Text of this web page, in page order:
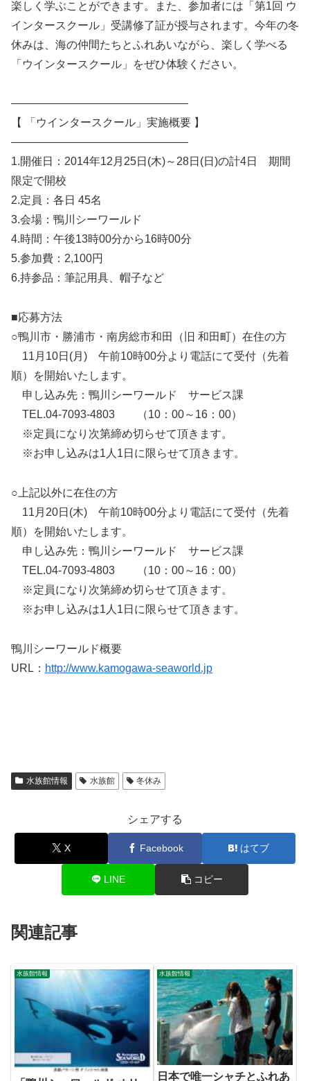
楽しく学ぶことができます。また、参加者には「第1回 ウ
インタースクール」受講修了証が授与されます。今年の冬
休みは、海の仲間たちとふれあいながら、楽しく学べる
「ウインタースクール」をぜひ体験ください。
————————————————
【 「ウインタースクール」実施概要 】
————————————————
1.開催日：2014年12月25日(木)～28日(日)の計4日 期間
限定で開校
2.定員：各日 45名
3.会場：鴨川シーワールド
4.時間：午後13時00分から16時00分
5.参加費：2,100円
6.持参品：筆記用具、帽子など
■応募方法
○鴨川市・勝浦市・南房総市和田（旧 和田町）在住の方
11月10日(月) 午前10時00分より電話にて受付（先着
順）を開始いたします。
申し込み先：鴨川シーワールド サービス課
TEL.04-7093-4803 （10：00～16：00）
※定員になり次第締め切らせて頂きます。
※お申し込みは1人1日に限らせて頂きます。
○上記以外に在住の方
11月20日(木) 午前10時00分より電話にて受付（先着
順）を開始いたします。
申し込み先：鴨川シーワールド サービス課
TEL.04-7093-4803 （10：00～16：00）
※定員になり次第締め切らせて頂きます。
※お申し込みは1人1日に限らせて頂きます。
鴨川シーワールド概要
URL： http://www.kamogawa-seaworld.jp
水族館情報 水族館 冬休み
シェアする
X Facebook はてブ
LINE コピー
関連記事
水族館情報 水族館情報
日本で唯一シャチとふれあ